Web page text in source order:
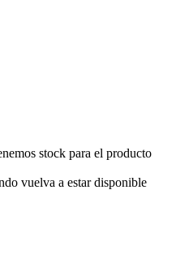
stock para el producto
vuelva a estar disponible